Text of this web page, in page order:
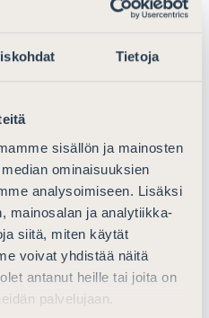
Tietoja
sisällön ja mainosten
ominaisuuksien
analysoimiseen. Lisäksi
mainosalan ja analytiikka-
siitä, miten käytät
voivat yhdistää näitä
antanut heille tai joita on
palvelujaan.
avustajat”
ratkaisu kohtuullisessa
tulisi näkyä
yhteis kunnan
vahvuus
tämä tilanne alkaa syödä.
Ihmisten luottamus